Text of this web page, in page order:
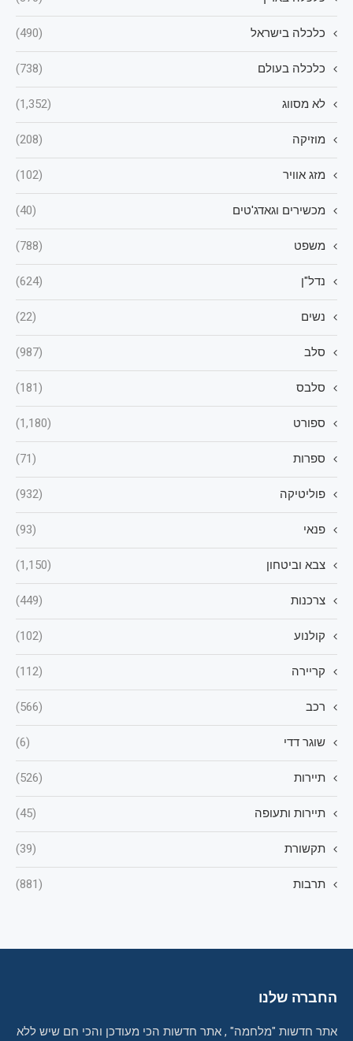
כלכלה בישראל (490)
כלכלה בעולם (738)
לא מסווג (1,352)
מוזיקה (208)
מזג אוויר (102)
מכשירים וגאדג'טים (40)
משפט (788)
נדל"ן (624)
נשים (22)
סלב (987)
סלבס (181)
ספורט (1,180)
ספרות (71)
פוליטיקה (932)
פנאי (93)
צבא וביטחון (1,150)
צרכנות (449)
קולנוע (102)
קריירה (112)
רכב (566)
שוגר דדי (6)
תיירות (526)
תיירות ותעופה (45)
תקשורת (39)
תרבות (881)
החברה שלנו
אתר חדשות "מלחמה" , אתר חדשות הכי מעודכן והכי חם שיש ללא